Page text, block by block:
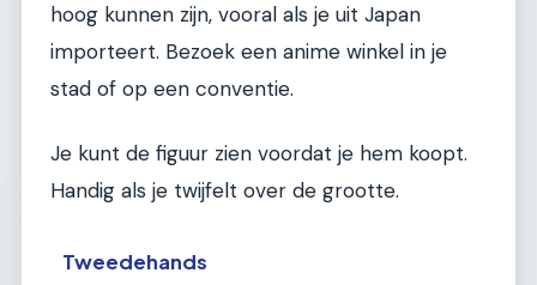
hoog kunnen zijn, vooral als je uit Japan
importeert. Bezoek een anime winkel in je
stad of op een conventie.
Je kunt de figuur zien voordat je hem koopt.
Handig als je twijfelt over de grootte.
Tweedehands